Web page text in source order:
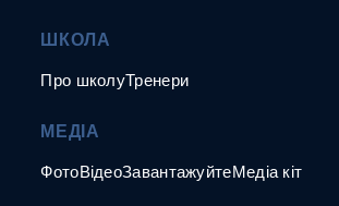
ШКОЛА
Про школуТренери
МЕДІА
ФотоВідеоЗавантажуйтеМедіа кіт